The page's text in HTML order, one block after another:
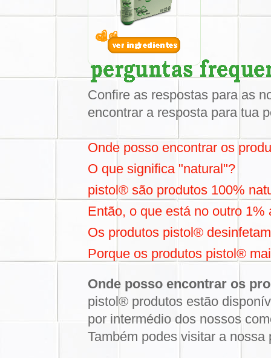
Confire as respostas para as
encontrar a resposta para tua
Onde posso encontrar os
O que significa "natural"?
pistol® são produtos 100%
Então, o que está no outro 1%
Os produtos pistol®
Porque os produtos pistol®
Onde posso encontrar os
pistol® produtos estão
por intermédio dos nossos
Também podes visitar a